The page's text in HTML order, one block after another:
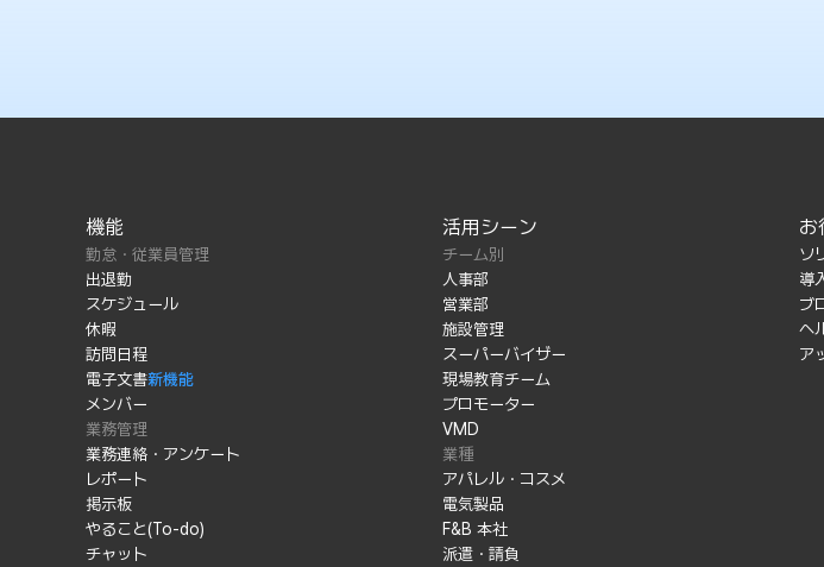
機能
勤怠・従業員管理
出退勤
スケジュール
休暇
訪問日程
電子文書新機能
メンバー
業務管理
業務連絡・アンケート
レポート
掲示板
やること(To-do)
チャット
活用シーン
チーム別
人事部
営業部
施設管理
スーパーバイザー
現場教育チーム
プロモーター
VMD
業種
アパレル・コスメ
電気製品
F&B 本社
派遣・請負
お
ソ
導
ブ
ヘ
ア